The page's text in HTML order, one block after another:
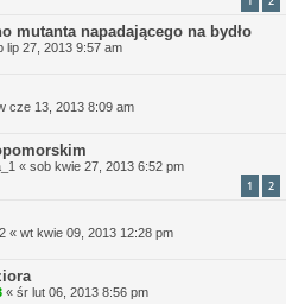
mutanta napadającego na bydło
lip 27, 2013 9:57 am
cze 13, 2013 8:09 am
« sob kwie 27, 2013 6:52 pm
1 2
« wt kwie 09, 2013 12:28 pm
« śr lut 06, 2013 8:56 pm